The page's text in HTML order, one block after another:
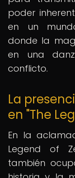
poder
en un
donde la
en una
conflicto.
La
en "The
En la
Legend of
también